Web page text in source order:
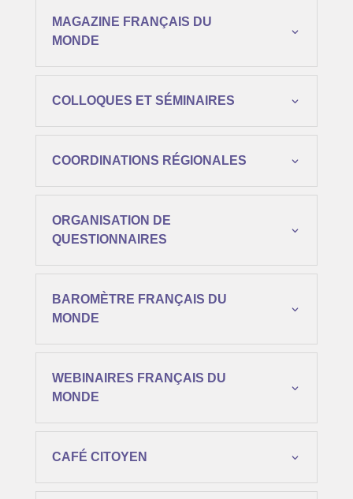
MAGAZINE FRANÇAIS DU
MONDE
COLLOQUES ET SÉMINAIRES
COORDINATIONS RÉGIONALES
ORGANISATION DE
QUESTIONNAIRES
BAROMÈTRE FRANÇAIS DU
MONDE
WEBINAIRES FRANÇAIS DU
MONDE
CAFÉ CITOYEN